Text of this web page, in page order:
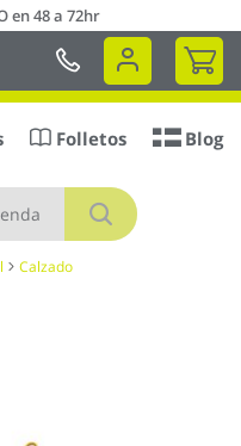
en 48 a 72hr
Mi
Buscar
Folletos Blog
Calzado